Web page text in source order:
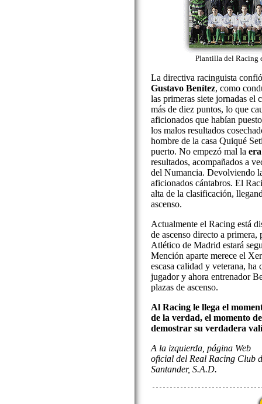
Plantilla del Racing
La directiva racinguista
Gustavo Benítez, como
las primeras siete jornadas el
más de diez puntos, lo que
aficionados que habían
los malos resultados
hombre de la casa Quiqué
puerto. No empezó mal la
resultados, acompañados a
del Numancia. Devolviendo
aficionados cántabros. El
alta de la clasificación,
ascenso.
Actualmente el Racing está
de ascenso directo a primera,
Atlético de Madrid estará
Mención aparte merece el
escasa calidad y veterana,
jugador y ahora entrenador
plazas de ascenso.
Al Racing le llega el
de la verdad, el momento de
demostrar su verdadera
A la izquierda, página Web
oficial del Real Racing Club
Santander, S.A.D.